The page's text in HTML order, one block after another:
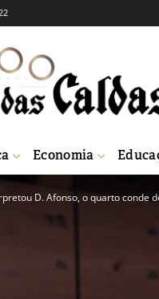
Economia
D. Afonso, o quarto conde